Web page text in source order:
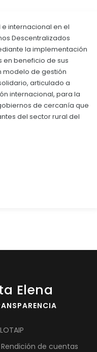
internacional en el
Descentralizados
la implementación
beneficio de sus
modelo de gestión
articulado a
internacional, para la
de cercanía que
del sector rural del
Elena
LOTAIP
Rendición de cuentas